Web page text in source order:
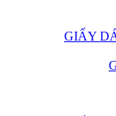
GIẤY